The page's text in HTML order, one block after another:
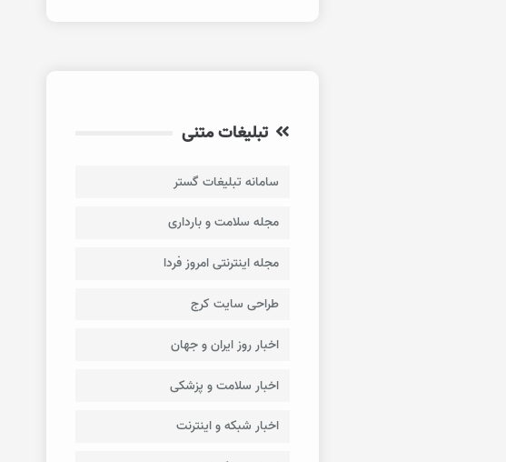
تبلیغات متنی
سامانه تبلیغات گستر
مجله سلامت و بارداری
مجله اینترنتی امروز فردا
طراحی سایت کرج
اخبار روز ایران و جهان
اخبار سلامت و پزشکی
اخبار شبکه و اینترنت